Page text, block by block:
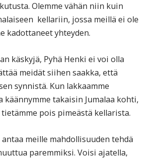
Olemme vähän niin kuin
kellariin, jossa meillä ei ole
kadottaneet yhteyden.
käskyjä, Pyhä Henki ei voi olla
meidät siihen saakka, että
synnistä. Kun lakkaamme
käännymme takaisin Jumalaa kohti,
pois pimeästä kellarista.
meille mahdollisuuden tehdä
paremmiksi. Voisi ajatella,